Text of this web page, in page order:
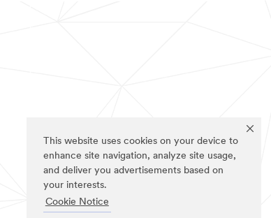
This website uses cookies on your device to
enhance site navigation, analyze site usage,
and deliver you advertisements based on
your interests.
Cookie Notice